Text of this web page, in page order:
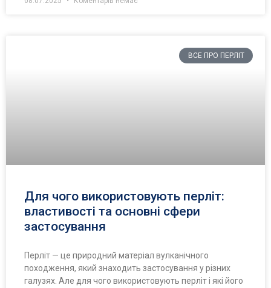
ВСЕ ПРО ПЕРЛІТ
Для чого використовують перліт:
властивості та основні сфери
застосування
Перліт — це природний матеріал вулканічного
походження, який знаходить застосування у різних
галузях. Але для чого використовують перліт і які його